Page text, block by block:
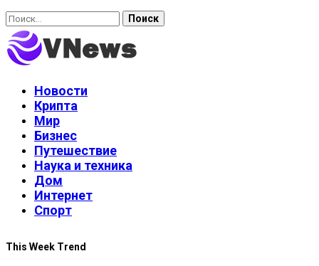
Найти:
Новости
Крипта
Мир
Бизнес
Путешествие
Наука и техника
Дом
Интернет
Спорт
This Week Trend